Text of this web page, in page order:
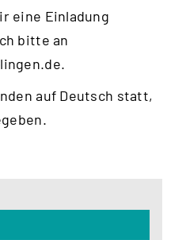
eine Einladung
bitte an
.
auf Deutsch statt,